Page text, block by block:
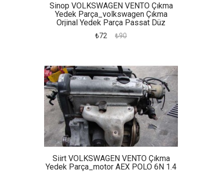
Sinop VOLKSWAGEN VENTO Çıkma
Yedek Parça_volkswagen Çıkma
Orjinal Yedek Parça Passat Düz
Şanzıman Kulağı
₺72 ₺90
Siirt VOLKSWAGEN VENTO Çıkma
Yedek Parça_motor AEX POLO 6N 1.4